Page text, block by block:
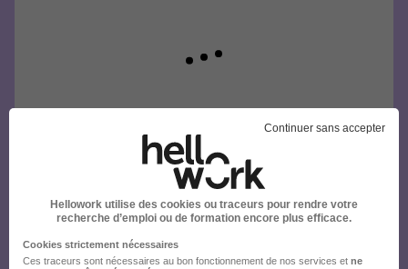
Continuer sans accepter
Hellowork utilise des cookies ou traceurs pour rendre votre
recherche d’emploi ou de formation encore plus efficace.
Cookies strictement nécessaires
Ces traceurs sont nécessaires au bon fonctionnement de nos services et ne